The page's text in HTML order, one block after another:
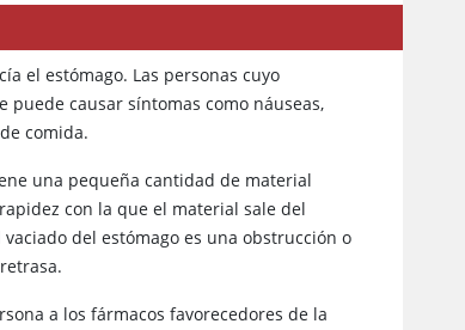
el estómago. Las personas cuyo
causar síntomas como náuseas,
comida.
una pequeña cantidad de material
con la que el material sale del
del estómago es una obstrucción o
a los fármacos favorecedores de la